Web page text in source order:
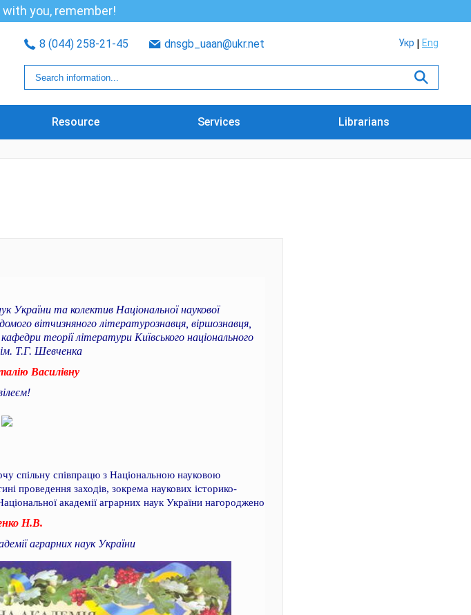
you, remember!
8 (044) 258-21-45 dnsgb_uaan@ukr.net Укр Eng
Resource Services Librarians
України та колектив Національної наукової
вітчизняного літературознавця, віршознавця,
теорії літератури Київського національного
Т.Г. Шевченка
Василівну
спільну співпрацю з Національною науковою
проведення заходів, зокрема наукових історико-
академії аграрних наук України нагороджено
Н.В.
аграрних наук України